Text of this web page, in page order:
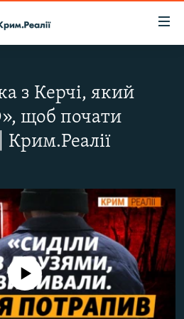
з Керчі, який
щоб почати
currently available